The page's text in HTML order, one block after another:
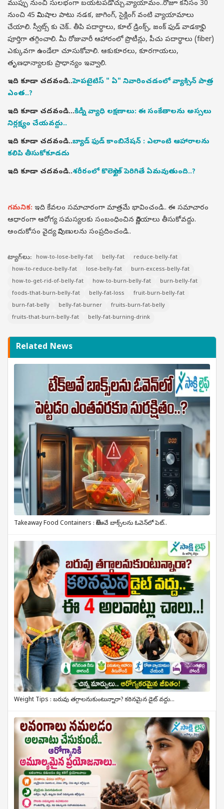
ముప్పు నుంచి సులభంగా బయటపడొచ్చు.వ్యాయామం..రోజూ కనీసం 30
నుంచి 45 నిమిషాల పాటు నడక, జాగింగ్, సైక్లింగ్ వంటి వ్యాయామాలు
చేయాలి. స్వీట్స్ కు చెక్.. తీపి పదార్థాలు, కూల్ డ్రింక్స్, జంక్ ఫుడ్ వాడకాన్ని
పూర్తిగా తగ్గించాలి. మీ రోజువారీ ఆహారంలో ప్రొటీన్లు, పీచు పదార్థాలు (fiber)
ఎక్కువగా ఉండేలా చూసుకోవాలి. ఆకుకూరలు, కూరగాయలు,
తృణధాన్యాలకు ప్రాధాన్యం ఇవ్వాలి.
ఇది కూడా చదవండి..హెపటైటిస్ " ఏ" నివారించడంలో వ్యాక్సిన్ పాత్ర
ఎంత..?
ఇది కూడా చదవండి...కిడ్నీ వ్యాధి లక్షణాలు: ఈ సంకేతాలను అస్సలు
నిర్లక్ష్యం చేయవద్దు..
ఇది కూడా చదవండి..బ్యాడ్ ఫుడ్ కాంబినేషన్ : ఎలాంటి ఆహారాలను
కలిపి తీసుకోకూడదు
ఇది కూడా చదవండి..శరీరంలో కొలెస్ట్రాల్ పెరిగితే ఏమవుతుంది..?
గమనిక: ఇది కేవలం సమాచారంగా మాత్రమే భావించండి.. ఈ సమాచారం
ఆధారంగా ఆరోగ్య సమస్యలకు సంబంధించిన నిర్ణయాలు తీసుకోవద్దు.
అందుకోసం వైద్య నిపుణులను సంప్రదించండి..
ట్యాగ్‌లు: how-to-lose-belly-fat belly-fat
reduce-belly-fat
how-to-reduce-belly-fat
lose-belly-fat
burn-excess-belly-fat
how-to-get-rid-of-belly-fat
how-to-burn-belly-fat
burn-belly-fat
foods-that-burn-belly-fat
belly-fat-loss
fruit-burn-belly-fat
burn-fat-belly
belly-fat-burner
fruits-burn-fat-belly
fruits-that-burn-belly-fat
belly-fat-burning-drink
Related News
Takeaway Food Containers : టేక్‌అవే బాక్స్‌లను ఓవెన్‌లో పెట్..
Weight Tips : బరువు తగ్గాలనుకుంటున్నారా? కఠినమైన డైట్ వద్దు...